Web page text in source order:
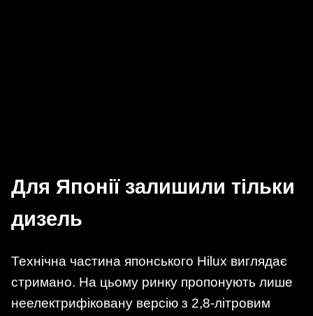
Для Японії залишили тільки
дизель
Технічна частина японського Hilux виглядає
стримано. На цьому ринку пропонують лише
неелектрифіковану версію з 2,8-літровим